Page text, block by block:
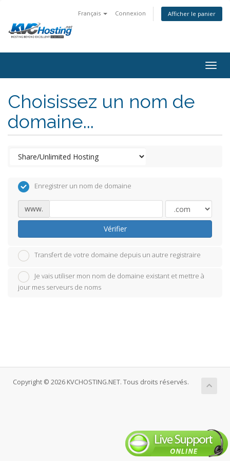
Français Connexion Afficher le panier
Choisissez un nom de
domaine...
Enregistrer un nom de domaine
www.
Vérifier
Transfert de votre domaine depuis un autre registraire
Je vais utiliser mon nom de domaine existant et mettre à
jour mes serveurs de noms
Copyright © 2026 KVCHOSTING.NET. Tous droits réservés.